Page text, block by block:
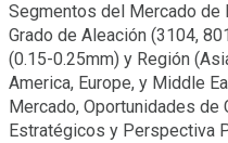
Segmentos del Mercado de
Grado de Aleación (3104,
(0.15-0.25mm) y Región
America, Europe, y Middle
Mercado, Oportunidades
Estratégicos y Perspectiva